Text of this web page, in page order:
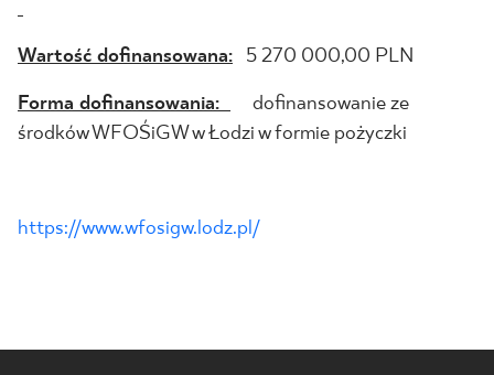
Wartość dofinansowana: 5 270 000,00 PLN
Forma dofinansowania: dofinansowanie ze
środków WFOŚiGW w Łodzi w formie pożyczki
https://www.wfosigw.lodz.pl/